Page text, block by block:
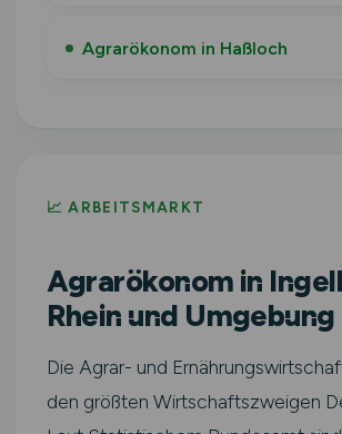
Agrarökonom in Haßloch
📈 ARBEITSMARKT
Agrarökonom in
Rhein und Umgebung
Die Agrar- und
den größten Wirtschaftszweigen